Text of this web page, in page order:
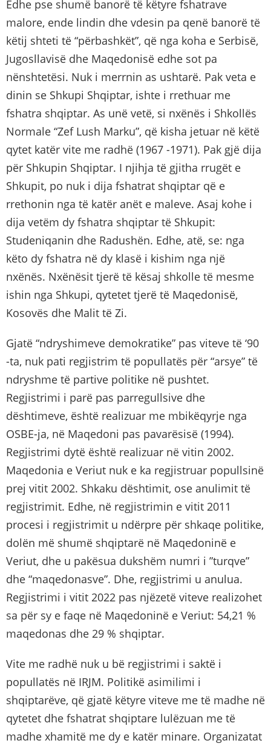
Edhe pse shumë banorë të këtyre fshatrave
malore, ende lindin dhe vdesin pa qenë banorë të
këtij shteti të “përbashkët”, që nga koha e Serbisë,
Jugosllavisë dhe Maqedonisë edhe sot pa
nënshtetësi. Nuk i merrnin as ushtarë. Pak veta e
dinin se Shkupi Shqiptar, ishte i rrethuar me
fshatra shqiptar. As unë vetë, si nxënës i Shkollës
Normale “Zef Lush Marku”, që kisha jetuar në këtë
qytet katër vite me radhë (1967 -1971). Pak gjë dija
për Shkupin Shqiptar. I njihja të gjitha rrugët e
Shkupit, po nuk i dija fshatrat shqiptar që e
rrethonin nga të katër anët e maleve. Asaj kohe i
dija vetëm dy fshatra shqiptar të Shkupit:
Studeniqanin dhe Radushën. Edhe, atë, se: nga
këto dy fshatra në dy klasë i kishim nga një
nxënës. Nxënësit tjerë të kësaj shkolle të mesme
ishin nga Shkupi, qytetet tjerë të Maqedonisë,
Kosovës dhe Malit të Zi.
Gjatë “ndryshimeve demokratike” pas viteve të ‘90
-ta, nuk pati regjistrim të popullatës për “arsye” të
ndryshme të partive politike në pushtet.
Regjistrimi i parë pas parregullsive dhe
dështimeve, është realizuar me mbikëqyrje nga
OSBE-ja, në Maqedoni pas pavarësisë (1994).
Regjistrimi dytë është realizuar në vitin 2002.
Maqedonia e Veriut nuk e ka regjistruar popullsinë
prej vitit 2002. Shkaku dështimit, ose anulimit të
regjistrimit. Edhe, në regjistrimin e vitit 2011
procesi i regjistrimit u ndërpre për shkaqe politike,
dolën më shumë shqiptarë në Maqedoninë e
Veriut, dhe u pakësua dukshëm numri i ”turqve”
dhe “maqedonasve”. Dhe, regjistrimi u anulua.
Regjistrimi i vitit 2022 pas njëzetë viteve realizohet
sa për sy e faqe në Maqedoninë e Veriut: 54,21 %
maqedonas dhe 29 % shqiptar.
Vite me radhë nuk u bë regjistrimi i saktë i
popullatës në IRJM. Politikë asimilimi i
shqiptarëve, që gjatë këtyre viteve me të madhe në
qytetet dhe fshatrat shqiptare lulëzuan me të
madhe xhamitë me dy e katër minare. Organizatat